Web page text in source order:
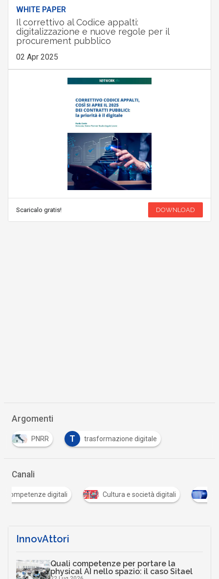
WHITE PAPER
Il correttivo al Codice appalti:
digitalizzazione e nuove regole per il
procurement pubblico
02 Apr 2025
Scaricalo gratis! DOWNLOAD
Argomenti
PNRR T trasformazione digitale
Canali
Cultura e società digitali Documenti digitali
InnovAttori
Quali competenze per portare la
physical AI nello spazio: il caso Sitael